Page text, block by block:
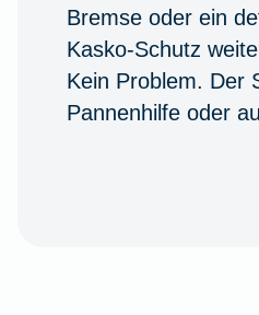
Bremse oder ein
Kasko-Schutz
Kein Problem. Der
Pannenhilfe oder